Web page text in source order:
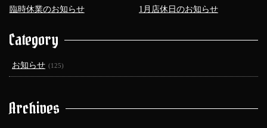
臨時休業のお知らせ 1月店休日のお知らせ
Category
お知らせ (125)
Archives